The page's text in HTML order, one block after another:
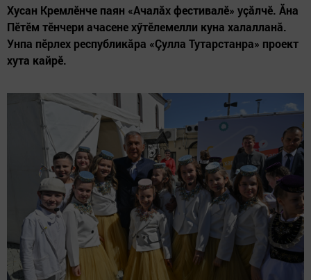
Хусан Кремлӗнче паян «Ачалăх фестивалӗ» уçăлчӗ. Ăна
Пӗтӗм тӗнчери ачасене хӳтӗлемелли куна халалланă.
Унпа пӗрлех республикăра «Çулла Тутарстанра» проект
хута кайрӗ.